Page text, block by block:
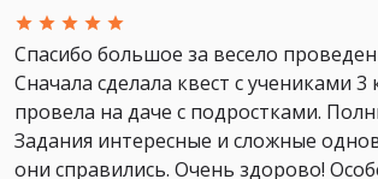
Спасибо большое за весело
Сначала сделала квест с учениками 3
провела на даче с подростками.
Задания интересные и сложные
они справились. Очень здорово!